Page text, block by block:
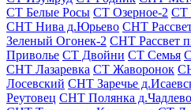
СТ Белые Росы СТ Озерное-2 СТ
СНТ Нива д.Юрьево СНТ
Зеленый Огонек-2 СНТ Рассвет
Приволье СТ Двойни СТ Семья
СНТ Лазаревка СТ Жаворонок
Лосевский СНТ Заречье
Реутовец СНТ Полянка д.Чадлево